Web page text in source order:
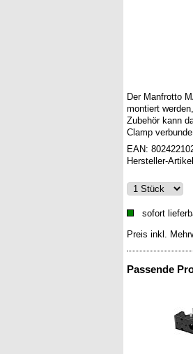
Der Manfrotto
montiert
Zubehör kann
Clamp
EAN:
Hersteller-
sofort
Preis inkl.
Passende